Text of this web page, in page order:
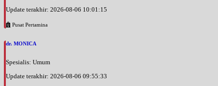
Update terakhir: 2026-08-06 10:01:15
Pusat Pertamina
dr. MONICA
Spesialis: Umum
Update terakhir: 2026-08-06 09:55:33